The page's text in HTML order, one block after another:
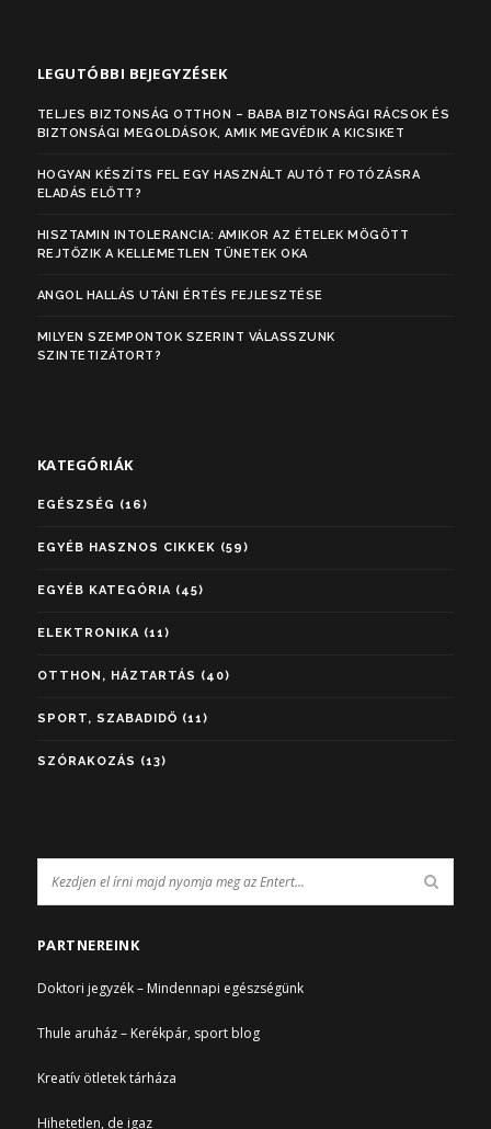
LEGUTÓBBI BEJEGYZÉSEK
TELJES BIZTONSÁG OTTHON – BABA BIZTONSÁGI RÁCSOK ÉS
BIZTONSÁGI MEGOLDÁSOK, AMIK MEGVÉDIK A KICSIKET
HOGYAN KÉSZÍTS FEL EGY HASZNÁLT AUTÓT FOTÓZÁSRA
ELADÁS ELŐTT?
HISZTAMIN INTOLERANCIA: AMIKOR AZ ÉTELEK MÖGÖTT
REJTŐZIK A KELLEMETLEN TÜNETEK OKA
ANGOL HALLÁS UTÁNI ÉRTÉS FEJLESZTÉSE
MILYEN SZEMPONTOK SZERINT VÁLASSZUNK
SZINTETIZÁTORT?
KATEGÓRIÁK
EGÉSZSÉG (16)
EGYÉB HASZNOS CIKKEK (59)
EGYÉB KATEGÓRIA(45)
ELEKTRONIKA(11)
OTTHON, HÁZTARTÁS (40)
SPORT, SZABADIDŐ (11)
SZÓRAKOZÁS (13)
PARTNEREINK
Doktori jegyzék – Mindennapi egészségünk
Thule aruház – Kerékpár, sport blog
Kreatív ötletek tárháza
Hihetetlen, de igaz